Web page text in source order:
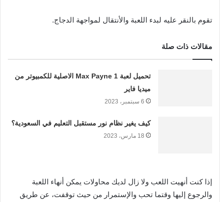
تقوم بالنقر عليه لبدء اللعبة والأنتقال لمواجهة الدجاج.
مقالات ذات صلة
تحميل لعبة Max Payne 1 الاصلية للكمبيوتر من
ميديا فاير
6 سبتمبر، 2023
كيف يغير نظام نور مستقبل التعليم في السعودية؟
18 مارس، 2023
إذا كنت أنهيت اللعب ولا زال لديك محاولات يمكن أنهاء اللعبة
والرجوع إليها وقتما تحب والإستمرار من حيث توقفت، عن طريق